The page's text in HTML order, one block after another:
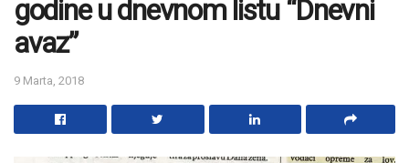
godine u dnevnom listu “Dnevni
avaz”
9 Marta, 2018